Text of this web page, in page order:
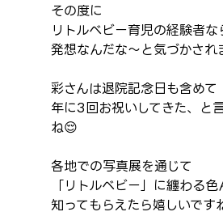
その度に
リトルベビー育児の経験者な
発想なんだな～と気づかされ
彩さんは退院記念日も含めて
年に3回お祝いしてきた、と
ね😌
各地での写真展を通じて
「リトルベビー」に纏わる
知ってもらえたら嬉しいです